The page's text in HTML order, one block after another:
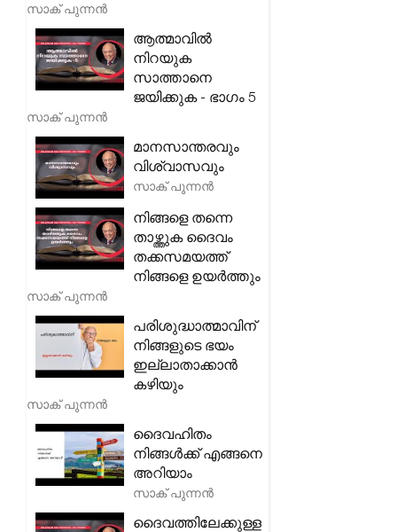
സാക് പുന്നൻ
ആത്മാവിൽ
നിറയുക
സാത്താനെ
ജയിക്കുക - ഭാഗം 5
സാക് പുന്നൻ
മാനസാന്തരവും
വിശ്വാസവും
സാക് പുന്നൻ
നിങ്ങളെ തന്നെ
താഴ്ത്തുക ദൈവം
തക്കസമയത്ത്
നിങ്ങളെ ഉയർത്തും
സാക് പുന്നൻ
പരിശുദ്ധാത്മാവിന്
നിങ്ങളുടെ ഭയം
ഇല്ലാതാക്കാൻ
കഴിയും
സാക് പുന്നൻ
ദൈവഹിതം
നിങ്ങൾക്ക് എങ്ങനെ
അറിയാം
സാക് പുന്നൻ
ദൈവത്തിലേക്കുള്ള